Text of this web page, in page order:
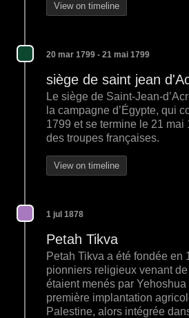
View on timeline
20 mar 1799 - 21 mai 1799
siège de saint jean
Le siège de Saint-Jean-
la campagne d’Égypte, qui
1799 et se termine le 21 mai
des troupes françaises.
View on timeline
1 jul 1878
Petah Tikva
Petah Tikva a été fondée en
pionniers religieux venant
étaient menés par Yehoshua
première implantation
Palestine, alors intégrée